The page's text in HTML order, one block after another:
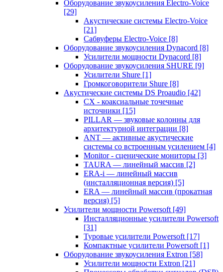
Оборудование звукоусиления Electro-Voice
[29]
Акустические системы Electro-Voice
[21]
Сабвуферы Electro-Voice [8]
Оборудование звукоусиления Dynacord [8]
Усилители мощности Dynacord [8]
Оборудование звукоусиления SHURE [9]
Усилители Shure [1]
Громкоговорители Shure [8]
Акустические системы DS Proaudio [42]
CX - коаксиальные точечные
источники [15]
PILLAR — звуковые колонны для
архитектурной интеграции [8]
ANT — активные акустические
системы со встроенным усилением [4]
Monitor - сценические мониторы [3]
TAURA — линейный массив [2]
ERA-i — линейный массив
(инсталляционная версия) [5]
ERA — линейный массив (прокатная
версия) [5]
Усилители мощности Powersoft [49]
Инсталляционные усилители Powersoft
[31]
Туровые усилители Powersoft [17]
Компактные усилители Powersoft [1]
Оборудование звукоусиления Extron [58]
Усилители мощности Extron [21]